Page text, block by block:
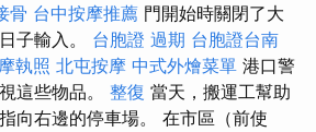
骨 台中按摩推薦 門開始時關閉了大
子輸入。 台胞證 過期 台胞證台南
執照 北屯按摩 中式外燴菜單 港口警
這些物品。 整復 當天，搬運工幫助
向右邊的停車場。 在市區（前使